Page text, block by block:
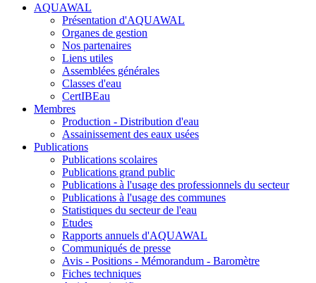
AQUAWAL
Présentation d'AQUAWAL
Organes de gestion
Nos partenaires
Liens utiles
Assemblées générales
Classes d'eau
CertIBEau
Membres
Production - Distribution d'eau
Assainissement des eaux usées
Publications
Publications scolaires
Publications grand public
Publications à l'usage des professionnels du secteur
Publications à l'usage des communes
Statistiques du secteur de l'eau
Etudes
Rapports annuels d'AQUAWAL
Communiqués de presse
Avis - Positions - Mémorandum - Baromètre
Fiches techniques